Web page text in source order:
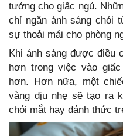
tưởng cho giấc ngủ.
chỉ ngăn ánh sáng chói
sự thoải mái cho phòng
Khi ánh sáng được điều
hơn trong việc vào
hơn. Hơn nữa, một
vàng dịu nhẹ sẽ tạo ra
chói mắt hay đánh thức